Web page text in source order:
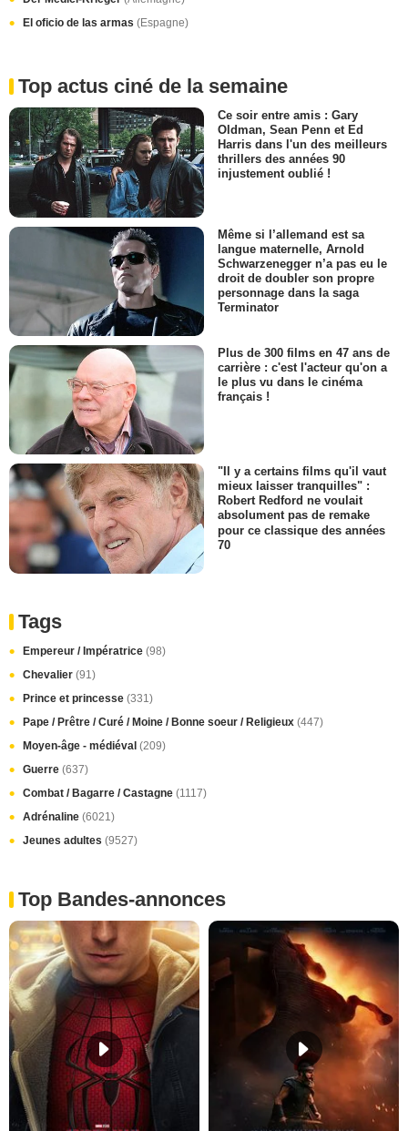
El oficio de las armas (Espagne)
Top actus ciné de la semaine
Ce soir entre amis : Gary
Oldman, Sean Penn et Ed
Harris dans l'un des meilleurs
thrillers des années 90
injustement oublié !
Même si l’allemand est sa
langue maternelle, Arnold
Schwarzenegger n’a pas eu le
droit de doubler son propre
personnage dans la saga
Terminator
Plus de 300 films en 47 ans de
carrière : c'est l'acteur qu'on a
le plus vu dans le cinéma
français !
"Il y a certains films qu'il vaut
mieux laisser tranquilles" :
Robert Redford ne voulait
absolument pas de remake
pour ce classique des années
70
Tags
Empereur / Impératrice (98)
Chevalier (91)
Prince et princesse (331)
Pape / Prêtre / Curé / Moine / Bonne soeur / Religieux (447)
Moyen-âge - médiéval (209)
Guerre (637)
Combat / Bagarre / Castagne (1117)
Adrénaline (6021)
Jeunes adultes (9527)
Top Bandes-annonces